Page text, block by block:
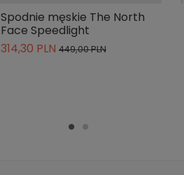
Spodnie męskie The North
Face Speedlight
314,30 PLN 449,00 PLN